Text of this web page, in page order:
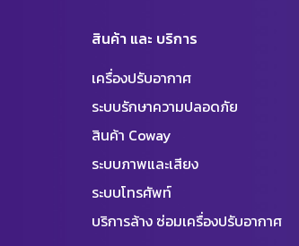
สินค้า และ บริการ
เครื่องปรับอากาศ
ระบบรักษาความปลอดภัย
สินค้า Coway
ระบบภาพและเสียง
ระบบโทรศัพท์
บริการล้าง ซ่อมเครื่องปรับอากาศ